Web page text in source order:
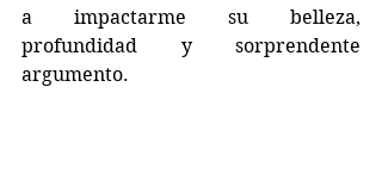
a impactarme su belleza,
profundidad y sorprendente
argumento.